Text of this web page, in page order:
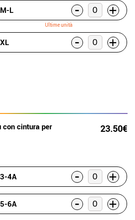
M-L - +
Ultime unità
XL - +
con cintura per 23.50€
3-4A - +
5-6A - +